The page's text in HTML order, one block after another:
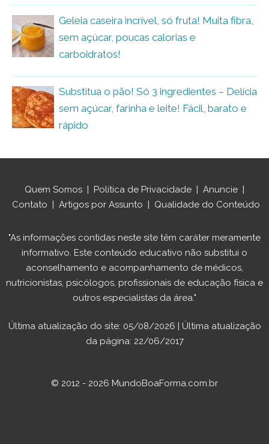
Geleia caseira incrível, só fruta! Muita fibra,
sem açúcar, poucas calorias e
carboidratos!
Substitua o pão! Só 3 ingredientes – Delícia
sem açúcar, farinha e leite! Fácil, barato e
rápido
Quem Somos | Política de Privacidade | Anuncie |
Contato | Artigos por Assunto | Qualidade do Conteúdo
"As informações contidas neste site têm caráter meramente
informativo. Este conteúdo educativo não substitui o
aconselhamento e acompanhamento de médicos,
nutricionistas, psicólogos, profissionais de educação física e
outros especialistas da área."
Última atualização do site: 05/08/2026 | Última atualização
da página: 22/06/2017
© 2012 - 2026 MundoBoaForma.com.br